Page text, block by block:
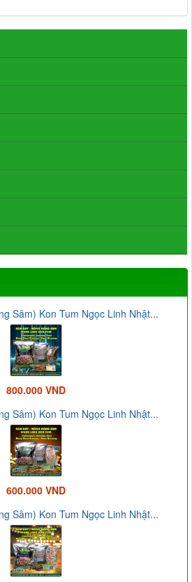
Sâm) Kon Tum Ngọc Linh Nhật...
800.000 VND
Sâm) Kon Tum Ngọc Linh Nhật...
600.000 VND
Sâm) Kon Tum Ngọc Linh Nhật...